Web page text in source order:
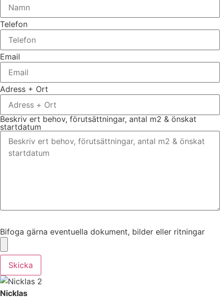
Telefon
Email
Adress + Ort
Beskriv ert behov, förutsättningar, antal m2 & önskat
startdatum
Bifoga gärna eventuella dokument, bilder eller ritningar
Skicka
Nicklas